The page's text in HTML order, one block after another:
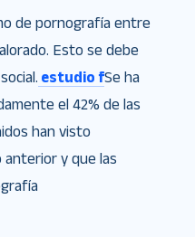
de pornografía entre
Esto se debe
estudio fSe ha
el 42% de las
han visto
y que las